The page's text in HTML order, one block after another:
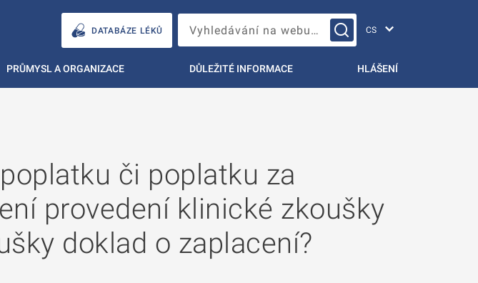
DATABÁZE LÉKŮ Vyhledávání na webu…
PRŮMYSL A ORGANIZACE DŮLEŽITÉ INFORMACE HLÁŠENÍ
či poplatku za
provedení klinické zkoušky
doklad o zaplacení?